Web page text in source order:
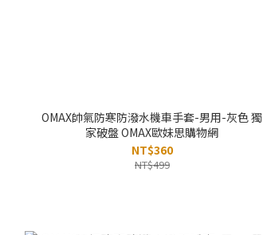
OMAX帥氣防寒防潑水機車手套-男用-灰色 獨
家破盤 OMAX歐妹思購物網
NT$360
NT$499